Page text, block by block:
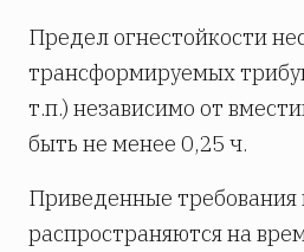
Предел огнестойкости
трансформируемых
т.п.) независимо от
быть не менее 0,25 ч.
Приведенные требования
распространяются на